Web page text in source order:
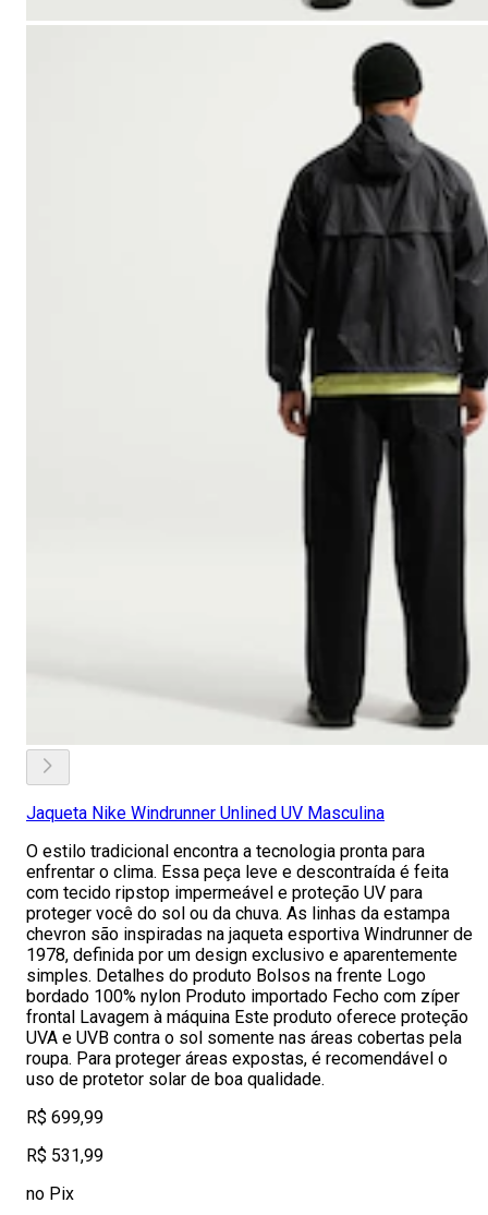
Jaqueta Nike Windrunner Unlined UV Masculina
O estilo tradicional encontra a tecnologia pronta para
enfrentar o clima. Essa peça leve e descontraída é feita
com tecido ripstop impermeável e proteção UV para
proteger você do sol ou da chuva. As linhas da estampa
chevron são inspiradas na jaqueta esportiva Windrunner de
1978, definida por um design exclusivo e aparentemente
simples. Detalhes do produto Bolsos na frente Logo
bordado 100% nylon Produto importado Fecho com zíper
frontal Lavagem à máquina Este produto oferece proteção
UVA e UVB contra o sol somente nas áreas cobertas pela
roupa. Para proteger áreas expostas, é recomendável o
uso de protetor solar de boa qualidade.
R$ 699,99
R$ 531,99
no Pix